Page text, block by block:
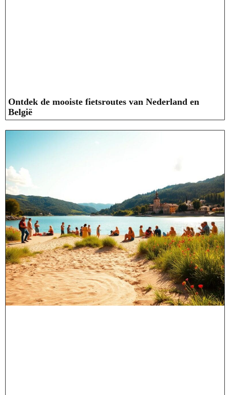
Ontdek de mooiste fietsroutes van Nederland en
België